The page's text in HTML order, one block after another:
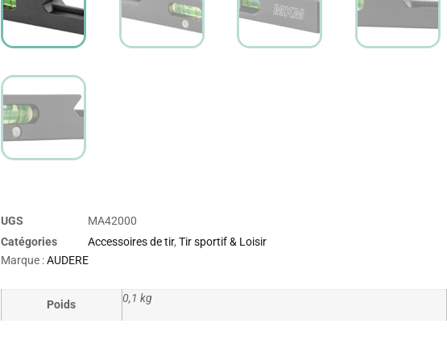
UGS
MA42000
Catégories
Accessoires de tir, Tir sportif & Loisir
Marque :AUDERE
Poids 0,1 kg